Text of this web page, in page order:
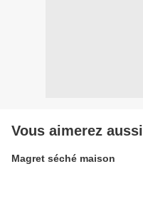
Vous aimerez aussi
Magret séché maison